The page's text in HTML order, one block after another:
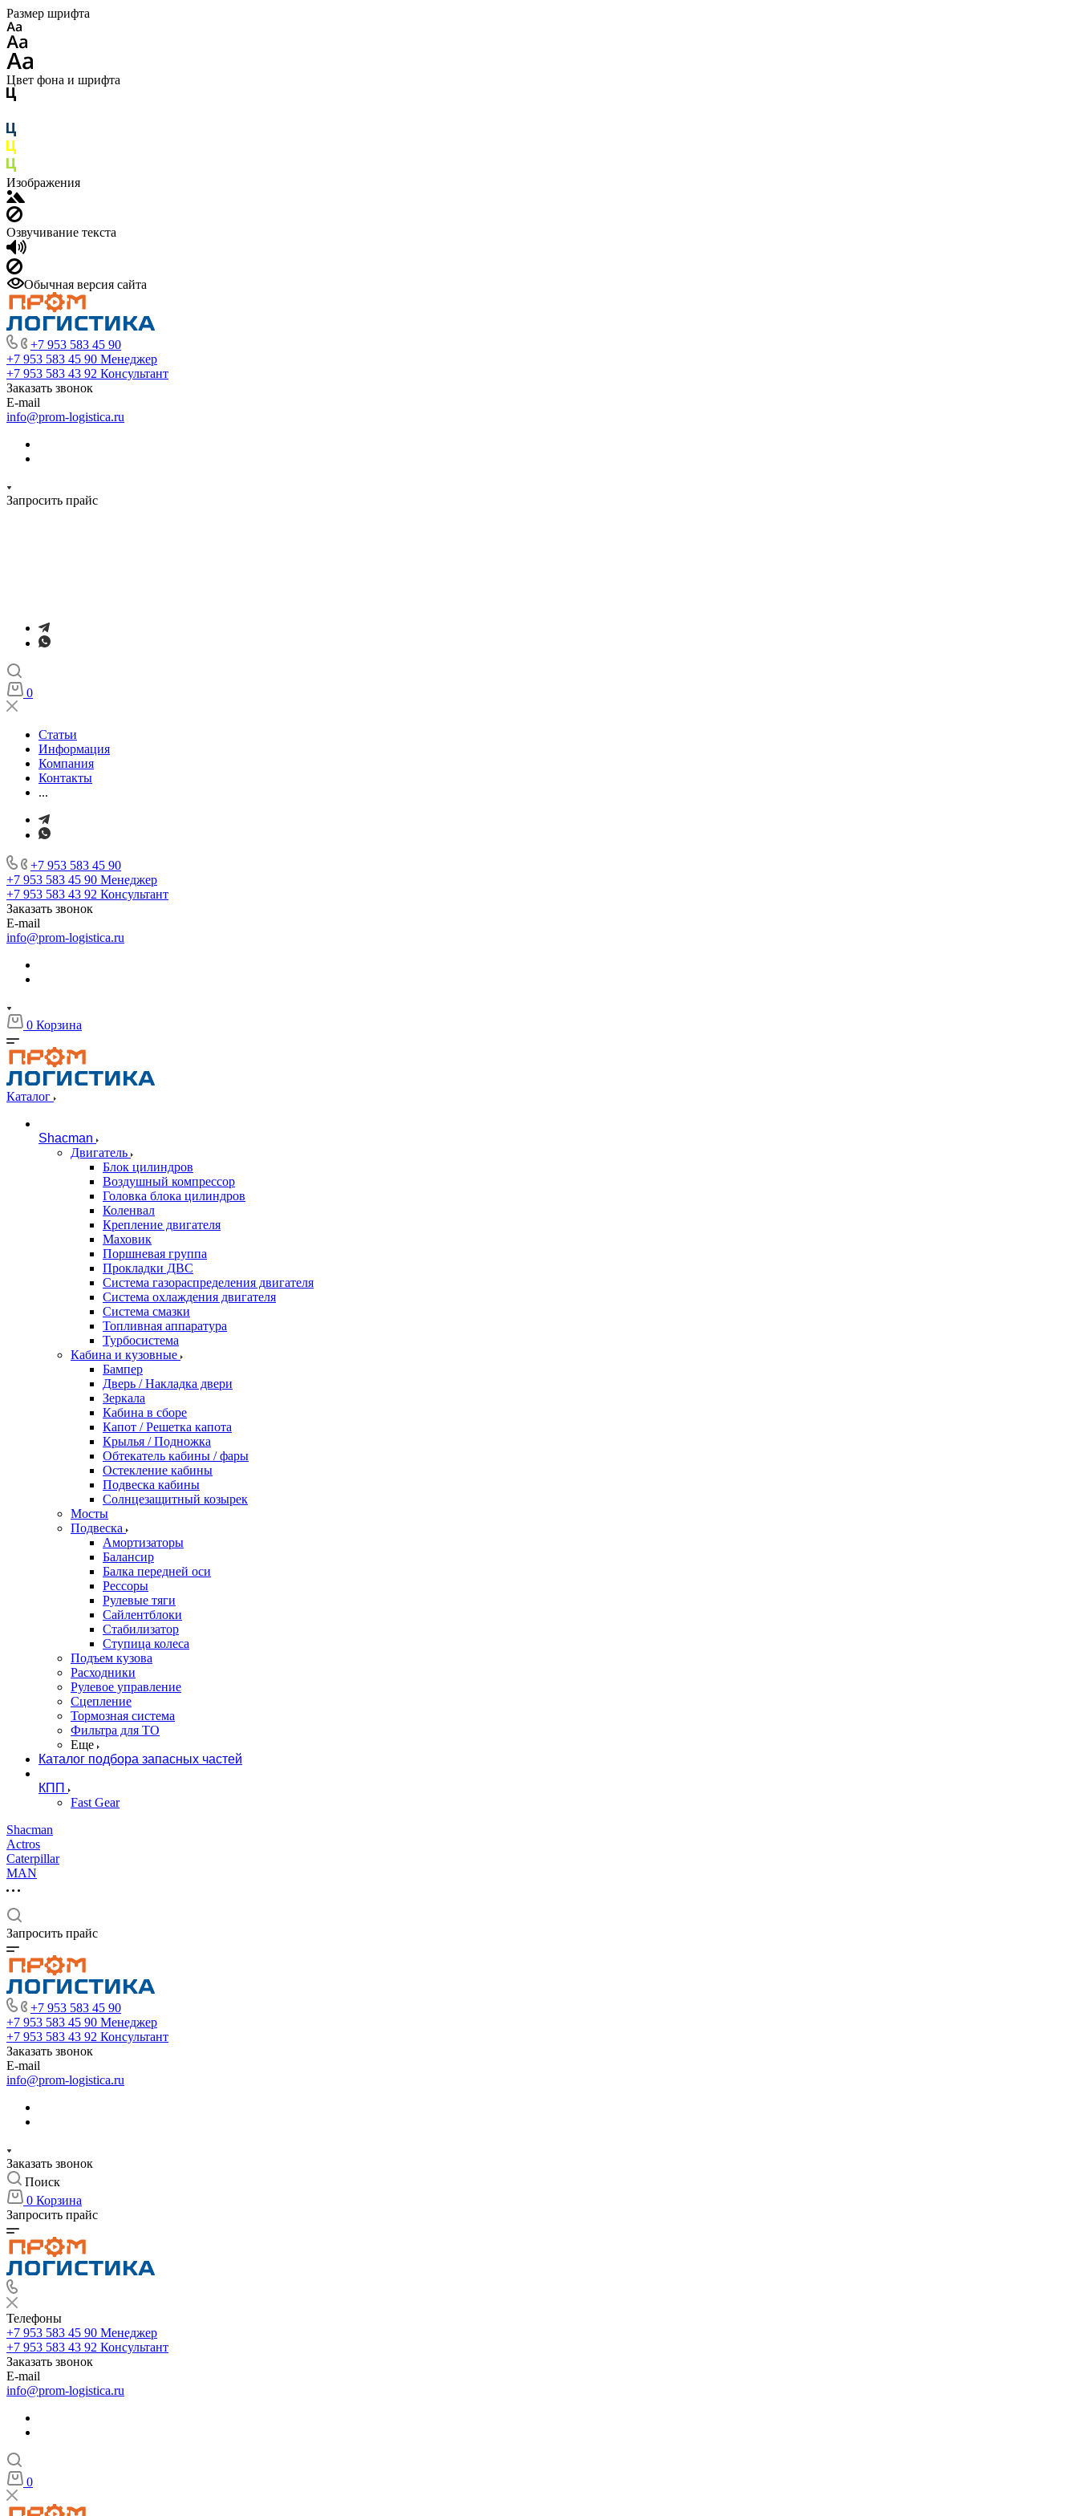
Размер шрифта
Цвет фона и шрифта
Изображения
Озвучивание текста
Обычная версия сайта
+7 953 583 45 90
+7 953 583 45 90 Менеджер
+7 953 583 43 92 Консультант
Заказать звонок
E-mail
info@prom-logistica.ru
Запросить прайс
0
Статьи
Информация
Компания
Контакты
...
+7 953 583 45 90
+7 953 583 45 90 Менеджер
+7 953 583 43 92 Консультант
Заказать звонок
E-mail
info@prom-logistica.ru
0 Корзина
Каталог
Shacman
Двигатель
Блок цилиндров
Воздушный компрессор
Головка блока цилиндров
Коленвал
Крепление двигателя
Маховик
Поршневая группа
Прокладки ДВС
Система газораспределения двигателя
Система охлаждения двигателя
Система смазки
Топливная аппаратура
Турбосистема
Кабина и кузовные
Бампер
Дверь / Накладка двери
Зеркала
Кабина в сборе
Капот / Решетка капота
Крылья / Подножка
Обтекатель кабины / фары
Остекление кабины
Подвеска кабины
Солнцезащитный козырек
Мосты
Подвеска
Амортизаторы
Балансир
Балка передней оси
Рессоры
Рулевые тяги
Сайлентблоки
Стабилизатор
Ступица колеса
Подъем кузова
Расходники
Рулевое управление
Сцепление
Тормозная система
Фильтра для ТО
Еще
Каталог подбора запасных частей
КПП
Fast Gear
Shacman
Actros
Caterpillar
MAN
Запросить прайс
+7 953 583 45 90
+7 953 583 45 90 Менеджер
+7 953 583 43 92 Консультант
Заказать звонок
E-mail
info@prom-logistica.ru
Заказать звонок
Поиск
0 Корзина
Запросить прайс
Телефоны
+7 953 583 45 90 Менеджер
+7 953 583 43 92 Консультант
Заказать звонок
E-mail
info@prom-logistica.ru
0